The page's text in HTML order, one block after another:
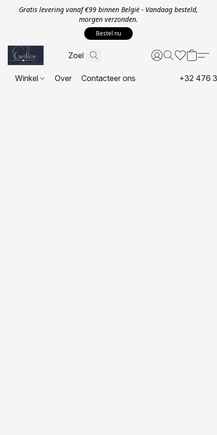
Gratis levering vanaf €99 binnen België - Vandaag besteld,
morgen verzonden.
Bestel nu
Winkel Over Contacteer ons +32 476